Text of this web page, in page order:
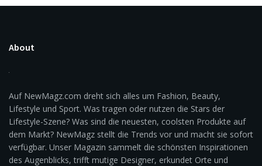
About
Auf NewMagz.com dreht sich alles um Fashion, Beauty,
Lifestyle und Sport. Was tragen oder nutzen die Stars der
Lifestyle-Szene? Was sind die neuesten, coolsten Produkte auf
dem Markt? NewMagz stellt die Trends vor und macht sie sofort
verfügbar. Unser Magazin sammelt die schönsten Inspirationen
des Augenblicks, trifft mutige Designer, erkundet Orte und